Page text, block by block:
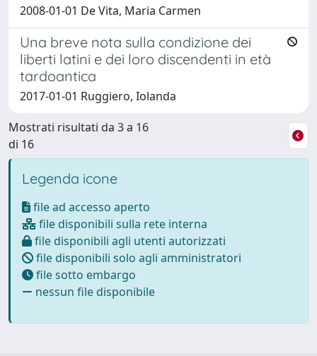
2008-01-01 De Vita, Maria Carmen
Una breve nota sulla condizione dei
liberti latini e dei loro discendenti in età
tardoantica
2017-01-01 Ruggiero, Iolanda
Mostrati risultati da 3 a 16
di 16
Legenda icone
file ad accesso aperto
file disponibili sulla rete interna
file disponibili agli utenti autorizzati
file disponibili solo agli amministratori
file sotto embargo
nessun file disponibile